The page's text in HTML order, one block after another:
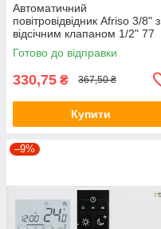
Автоматичний
повітровідвідник Afriso 3/8" з
відсічним клапаном 1/2" 77
735 10
Готово до відправки
330,75 ₴ 367,50 ₴
Купити
–9%